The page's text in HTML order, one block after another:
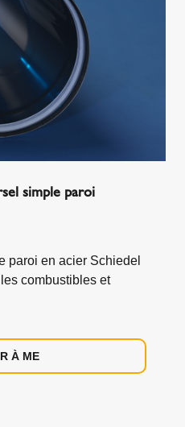
simple paroi
paroi en acier Schiedel
combustibles et
À ME